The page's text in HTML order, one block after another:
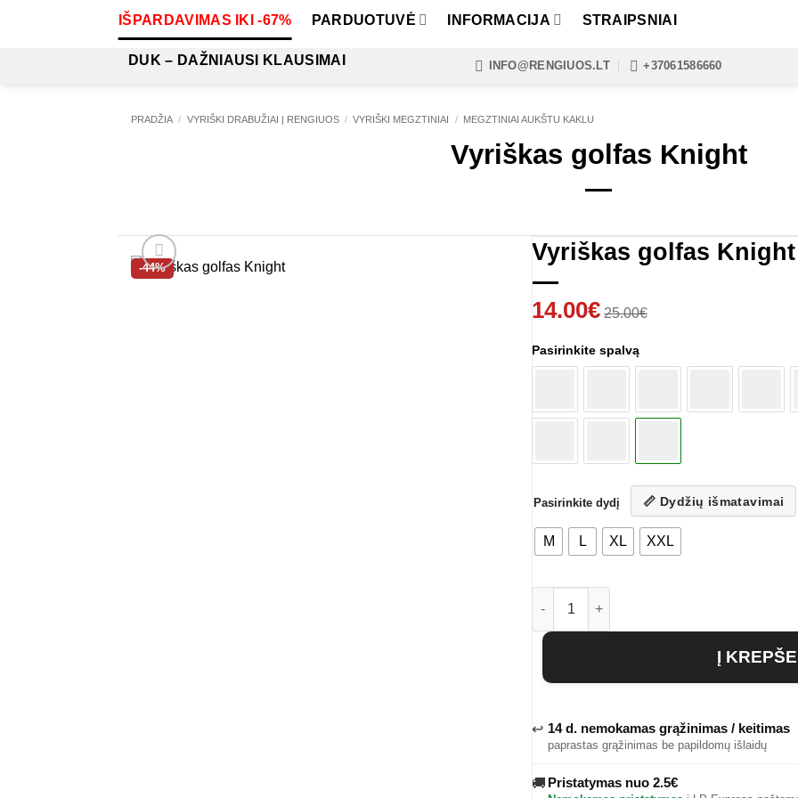
IŠPARDAVIMAS IKI -67% PARDUOTUVĖ INFORMACIJA STRAIPSNIAI
DUK – DAŽNIAUSI KLAUSIMAI INFO@RENGIUOS.LT +37061586660
PRADŽIA / VYRIŠKI DRABUŽIAI | RENGIUOS / VYRIŠKI MEGZTINIAI / MEGZTINIAI AUKŠTU KAKLU
Vyriškas golfas Knight
-44%
Vyriškas golfas Knight
14.00€ 25.00€
Pasirinkite spalvą
Pasirinkite dydį 📏 Dydžių išmatavimai
M L XL XXL
produkto kiekis: Vyriškas golfas Knight
Į
↩ 14 d. nemokamas grąžinimas / keitimas
paprastas grąžinimas be papildomų išlaidų
🚚 Pristatymas nuo 2.5€